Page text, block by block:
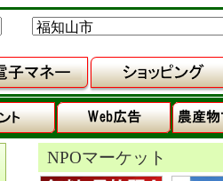
NPOマーケット